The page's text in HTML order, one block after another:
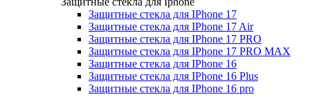
Защитные стекла для IPhone 17
Защитные стекла для IPhone 17 Air
Защитные стекла для IPhone 17 PRO
Защитные стекла для IPhone 17 PRO MAX
Защитные стекла для IPhone 16
Защитные стекла для IPhone 16 Plus
Защитные стекла для IPhone 16 pro